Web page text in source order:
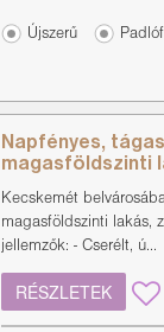
Újszerű
Napfényes,
magasföldszinti
Kecskemét
magasföldszinti lakás,
jellemzők: - Cserélt, ú...
RÉSZLETEK